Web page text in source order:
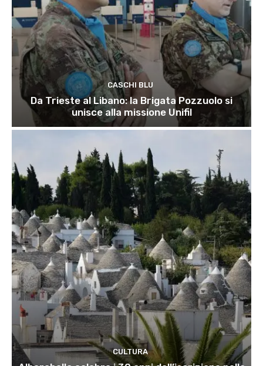
CASCHI BLU
Da Trieste al Libano: la Brigata Pozzuolo si
unisce alla missione Unifil
CULTURA